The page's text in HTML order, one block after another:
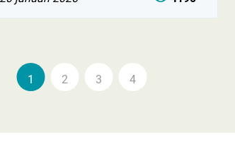
1 2 3 4